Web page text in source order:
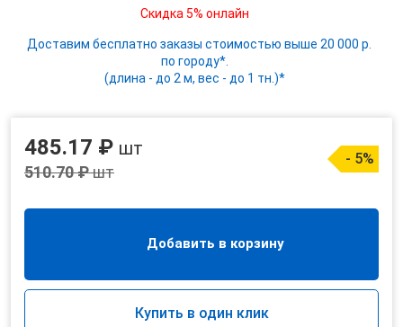
Скидка 5% онлайн
Доставим бесплатно заказы стоимостью выше 20 000 р.
по городу*.
(длина - до 2 м, вес - до 1 тн.)*
485.17 ₽ шт
510.70 ₽шт
- 5%
Добавить в корзину
Купить в один клик